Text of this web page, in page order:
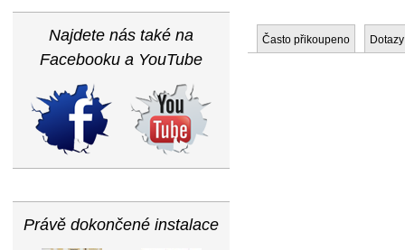
Najdete nás také na
Facebooku a YouTube
Právě dokončené instalace
Často přikoupeno